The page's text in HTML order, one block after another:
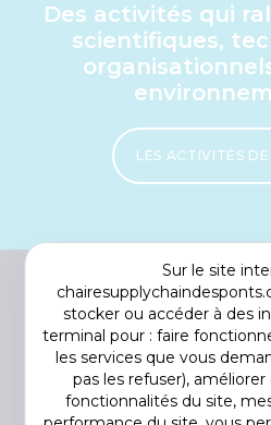
Des activités qui
scientifiques,
LES ACTIVITÉS
Sur le site
stocker ou accéder à des
terminal pour : faire
les services que vous
pas les refuser),
fonctionnalités du site,